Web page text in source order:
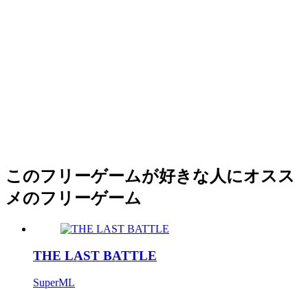
このフリーゲームが好きな人にオスス
メのフリーゲーム
THE LAST BATTLE
SuperML